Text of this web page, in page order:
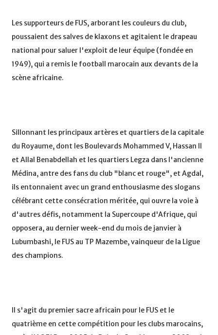
Les supporteurs de FUS, arborant les couleurs du club,
poussaient des salves de klaxons et agitaient le drapeau
national pour saluer l'exploit de leur équipe (fondée en
1949), qui a remis le football marocain aux devants de la
scène africaine.
Sillonnant les principaux artères et quartiers de la capitale
du Royaume, dont les Boulevards Mohammed V, Hassan II
et Allal Benabdellah et les quartiers Legza dans l'ancienne
Médina, antre des fans du club "blanc et rouge", et Agdal,
ils entonnaient avec un grand enthousiasme des slogans
célébrant cette consécration méritée, qui ouvre la voie à
d'autres défis, notamment la Supercoupe d'Afrique, qui
opposera, au dernier week-end du mois de janvier à
Lubumbashi, le FUS au TP Mazembe, vainqueur de la Ligue
des champions.
Il s'agit du premier sacre africain pour le FUS et le
quatrième en cette compétition pour les clubs marocains,